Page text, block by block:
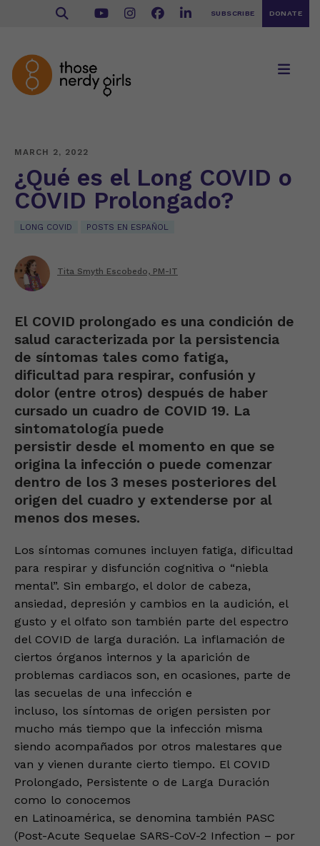
SUBSCRIBE DONATE
MARCH 2, 2022
¿Qué es el Long COVID o
COVID Prolongado?
LONG COVID POSTS EN ESPAÑOL
Tita Smyth Escobedo, PM-IT
El COVID prolongado es una condición de
salud caracterizada por la persistencia
de síntomas tales como fatiga,
dificultad para respirar, confusión y
dolor (entre otros) después de haber
cursado un cuadro de COVID 19. La
sintomatología puede
persistir desde el momento en que se
origina la infección o puede comenzar
dentro de los 3 meses posteriores del
origen del cuadro y extenderse por al
menos dos meses.
Los síntomas comunes incluyen fatiga, dificultad
para respirar y disfunción cognitiva o “niebla
mental”. Sin embargo, el dolor de cabeza,
ansiedad, depresión y cambios en la audición, el
gusto y el olfato son también parte del espectro
del COVID de larga duración. La inflamación de
ciertos órganos internos y la aparición de
problemas cardiacos son, en ocasiones, parte de
las secuelas de una infección e
incluso, los síntomas de origen persisten por
mucho más tiempo que la infección misma
siendo acompañados por otros malestares que
van y vienen durante cierto tiempo. El COVID
Prolongado, Persistente o de Larga Duración
como lo conocemos
en Latinoamérica, se denomina también PASC
(Post-Acute Sequelae SARS-CoV-2 Infection – por